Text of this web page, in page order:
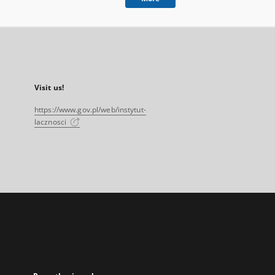
Visit us!
https://www.gov.pl/web/instytut-
lacznosci